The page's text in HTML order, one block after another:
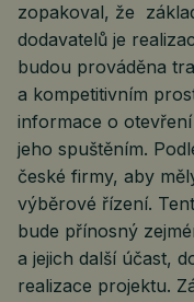
zopakoval, že
dodavatelů je
budou prováděna
a kompetitivním
informace o
jeho spuštěním.
české firmy, aby
výběrové řízení.
bude přínosný
a jejich další účast,
realizace projektu.